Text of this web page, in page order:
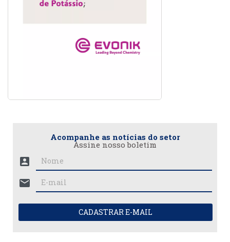
Acompanhe as notícias do setor
Assine nosso boletim
account_box
mail
CADASTRAR E-MAIL